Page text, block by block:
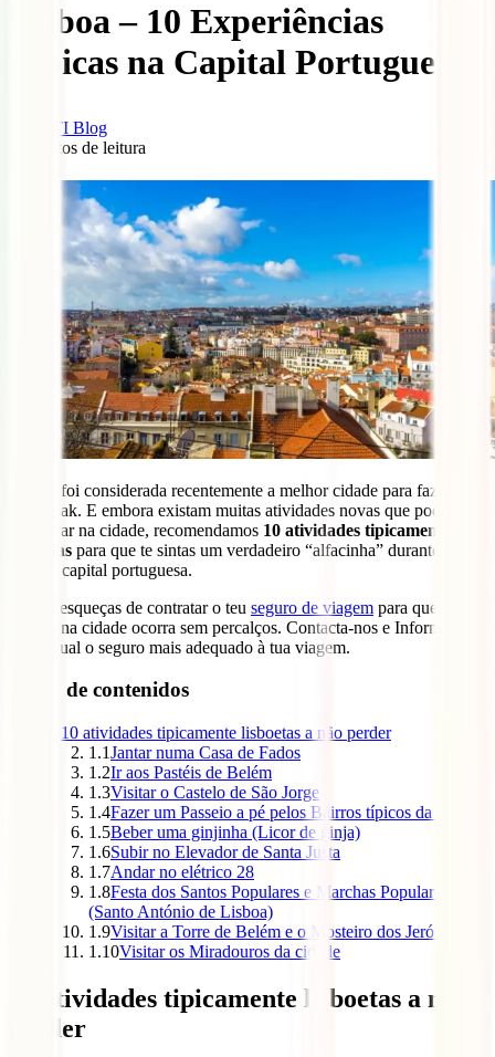
Lisboa – 10 Experiências
Típicas na Capital Portuguesa
IATI Blog
minutos de leitura
Lisboa foi considerada recentemente a melhor cidade para fazer um
city break. E embora existam muitas atividades novas que podes
encontrar na cidade, recomendamos 10 atividades tipicamente
lisboetas para que te sintas um verdadeiro “alfacinha” durante a tua
visita à capital portuguesa.
Não te esqueças de contratar o teu seguro de viagem para que a tua
estadia na cidade ocorra sem percalços. Contacta-nos e Informa-te
sobre qual o seguro mais adequado à tua viagem.
Tabla de contenidos
10 atividades tipicamente lisboetas a não perder
1.1Jantar numa Casa de Fados
1.2Ir aos Pastéis de Belém
1.3Visitar o Castelo de São Jorge
1.4Fazer um Passeio a pé pelos Bairros típicos da cidade
1.5Beber uma ginjinha (Licor de ginja)
1.6Subir no Elevador de Santa Justa
1.7Andar no elétrico 28
1.8Festa dos Santos Populares e Marchas Populares
(Santo António de Lisboa)
1.9Visitar a Torre de Belém e o Mosteiro dos Jerónimos
1.10Visitar os Miradouros da cidade
10 atividades tipicamente lisboetas a não
perder